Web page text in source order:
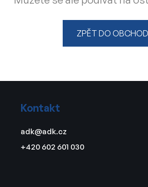
ZPĚT DO
Kontakt
adk@adk.cz
+420 602 601 030